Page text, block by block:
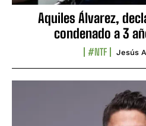
Aquiles Álvarez,
condenado a 3
#NTF Jesús